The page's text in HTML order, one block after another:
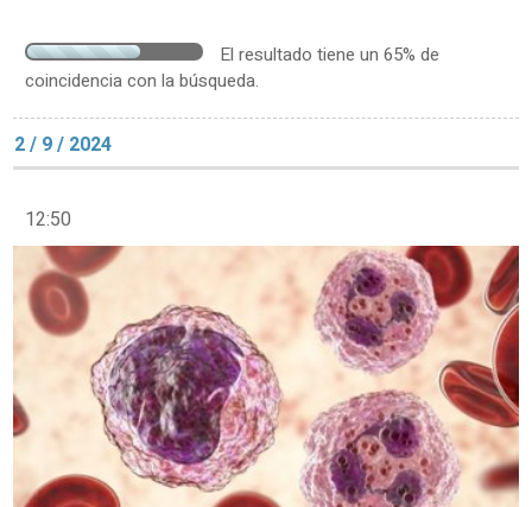
El resultado tiene un 65% de
coincidencia con la búsqueda.
2 / 9 / 2024
12:50